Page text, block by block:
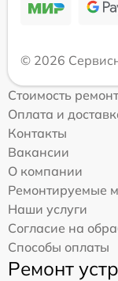
© 2026
Стоимость
Оплата и
Контакты
Вакансии
О компании
Ремонтируемые
Наши услуги
Согласие на
Способы оплаты
Ремонт